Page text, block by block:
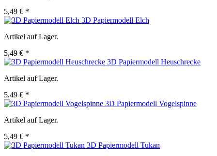
5,49 € *
3D Papiermodell Elch
Artikel auf Lager.
5,49 € *
3D Papiermodell Heuschrecke
Artikel auf Lager.
5,49 € *
3D Papiermodell Vogelspinne
Artikel auf Lager.
5,49 € *
3D Papiermodell Tukan